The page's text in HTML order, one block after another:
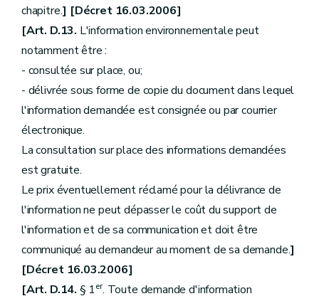
chapitre.] [Décret 16.03.2006]
[Art. D.13. L'information environnementale peut
notamment être :
- consultée sur place, ou;
- délivrée sous forme de copie du document dans lequel
l'information demandée est consignée ou par courrier
électronique.
La consultation sur place des informations demandées
est gratuite.
Le prix éventuellement réclamé pour la délivrance de
l'information ne peut dépasser le coût du support de
l'information et de sa communication et doit être
communiqué au demandeur au moment de sa demande.]
[Décret 16.03.2006]
[Art. D.14. § 1er. Toute demande d'information